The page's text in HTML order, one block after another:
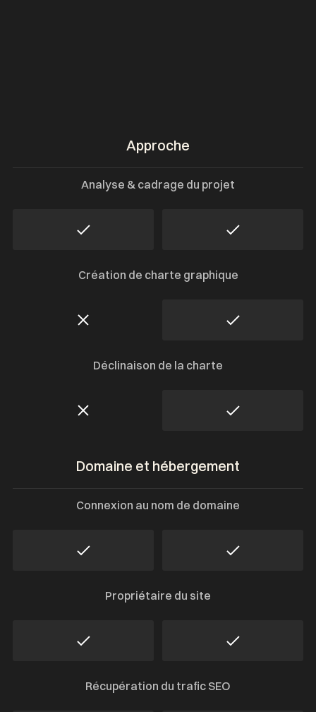
Approche
Analyse & cadrage du projet
Création de charte graphique
Déclinaison de la charte
Domaine et hébergement
Connexion au nom de domaine
Propriétaire du site
Récupération du trafic SEO